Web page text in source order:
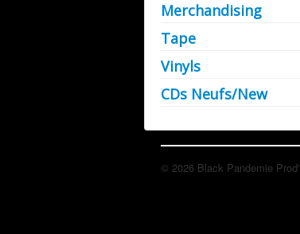
Merchandising
Tape
Vinyls
CDs Neufs/New
© 2026 Black Pandemie Prod'